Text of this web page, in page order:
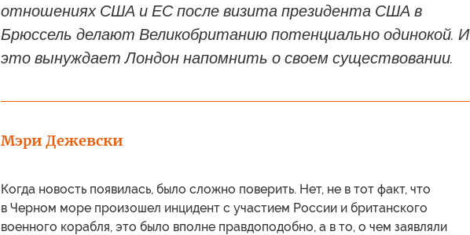
отношениях США и ЕС после визита президента США в
Брюссель делают Великобританию потенциально одинокой. И
это вынуждает Лондон напомнить о своем существовании.
Мэри Дежевски
Когда новость появилась, было сложно поверить. Нет, не в тот факт, что
в Черном море произошел инцидент с участием России и британского
военного корабля, это было вполне правдоподобно, а в то, о чем заявляли